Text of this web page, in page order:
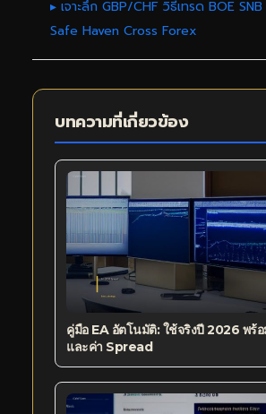
▸ เจาะลึก GBP/CHF วิธีเทรด BOE
Safe Haven Cross Forex
บทความที่เกี่ยวข้อง
คู่มือ EA อัตโนมัติ: ใช้จริงปี 2026 พร้อ
และค่า Spread